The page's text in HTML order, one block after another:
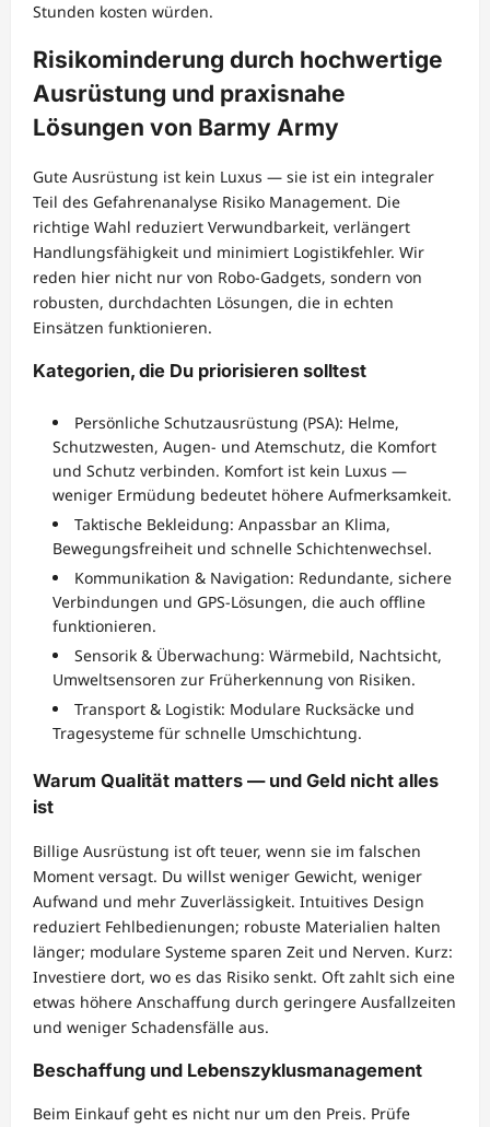
Stunden kosten würden.
Risikominderung durch hochwertige
Ausrüstung und praxisnahe
Lösungen von Barmy Army
Gute Ausrüstung ist kein Luxus — sie ist ein integraler
Teil des Gefahrenanalyse Risiko Management. Die
richtige Wahl reduziert Verwundbarkeit, verlängert
Handlungsfähigkeit und minimiert Logistikfehler. Wir
reden hier nicht nur von Robo-Gadgets, sondern von
robusten, durchdachten Lösungen, die in echten
Einsätzen funktionieren.
Kategorien, die Du priorisieren solltest
Persönliche Schutzausrüstung (PSA): Helme,
Schutzwesten, Augen- und Atemschutz, die Komfort
und Schutz verbinden. Komfort ist kein Luxus —
weniger Ermüdung bedeutet höhere Aufmerksamkeit.
Taktische Bekleidung: Anpassbar an Klima,
Bewegungsfreiheit und schnelle Schichtenwechsel.
Kommunikation & Navigation: Redundante, sichere
Verbindungen und GPS-Lösungen, die auch offline
funktionieren.
Sensorik & Überwachung: Wärmebild, Nachtsicht,
Umweltsensoren zur Früherkennung von Risiken.
Transport & Logistik: Modulare Rucksäcke und
Tragesysteme für schnelle Umschichtung.
Warum Qualität matters — und Geld nicht alles
ist
Billige Ausrüstung ist oft teuer, wenn sie im falschen
Moment versagt. Du willst weniger Gewicht, weniger
Aufwand und mehr Zuverlässigkeit. Intuitives Design
reduziert Fehlbedienungen; robuste Materialien halten
länger; modulare Systeme sparen Zeit und Nerven. Kurz:
Investiere dort, wo es das Risiko senkt. Oft zahlt sich eine
etwas höhere Anschaffung durch geringere Ausfallzeiten
und weniger Schadensfälle aus.
Beschaffung und Lebenszyklusmanagement
Beim Einkauf geht es nicht nur um den Preis. Prüfe